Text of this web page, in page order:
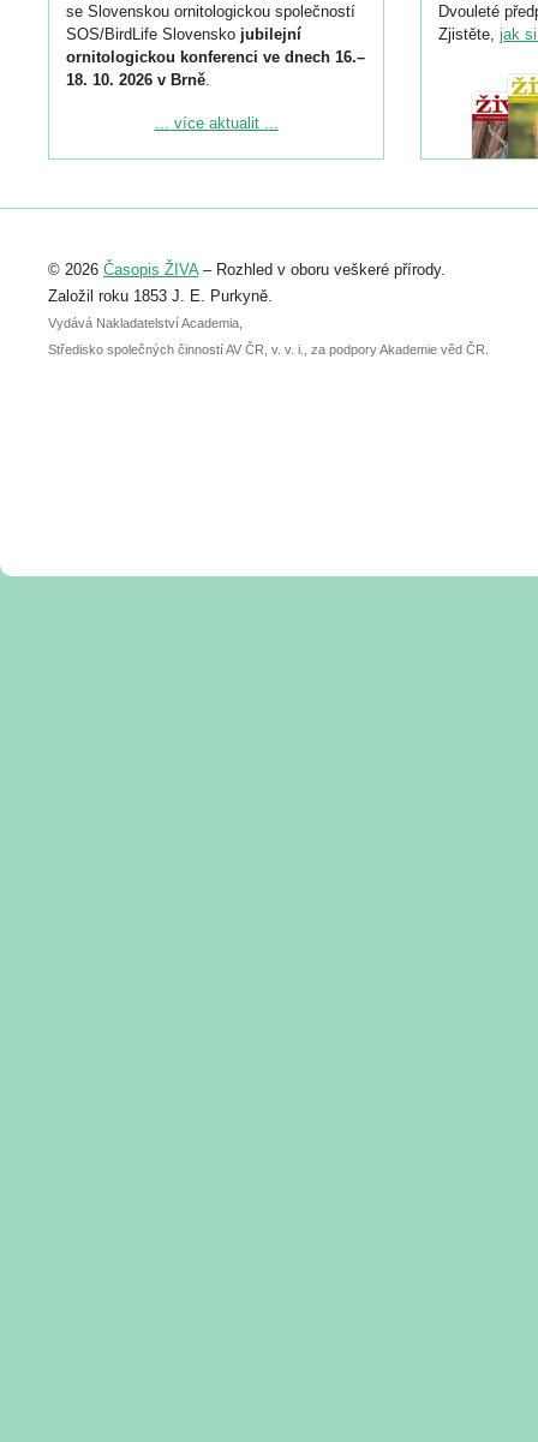
se Slovenskou ornitologickou společností
SOS/BirdLife Slovensko jubilejní
ornitologickou konferenci ve dnech 16.–
18. 10. 2026 v Brně.
Podrobnější informace ke konferenci
Registrovat se můžete do 6. září.
abstraktu přihlášené přednášky nebo
posteru je už 30. června.
... více aktualit ...
Dvouleté
Zjistěte, jak
© 2026 Časopis ŽIVA– Rozhled v oboru veškeré přírody.
Založil roku 1853 J. E. Purkyně.
Vydává Nakladatelství Academia,
Středisko společných činností AV ČR, v. v. i., za podpory Akademie věd ČR.